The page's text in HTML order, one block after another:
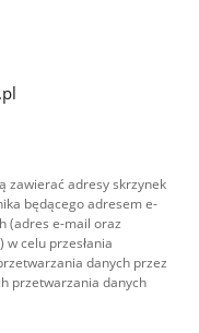
zawierać adresy skrzynek
będącego adresem e-
(adres e-mail oraz
celu przesłania
danych przez
przetwarzania danych